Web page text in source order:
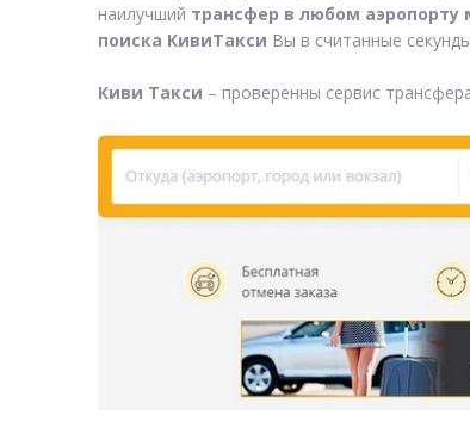
наилучший трансфер в любом аэропорту
поиска КивиТакси Вы в считанные
Киви Такси – проверенны сервис